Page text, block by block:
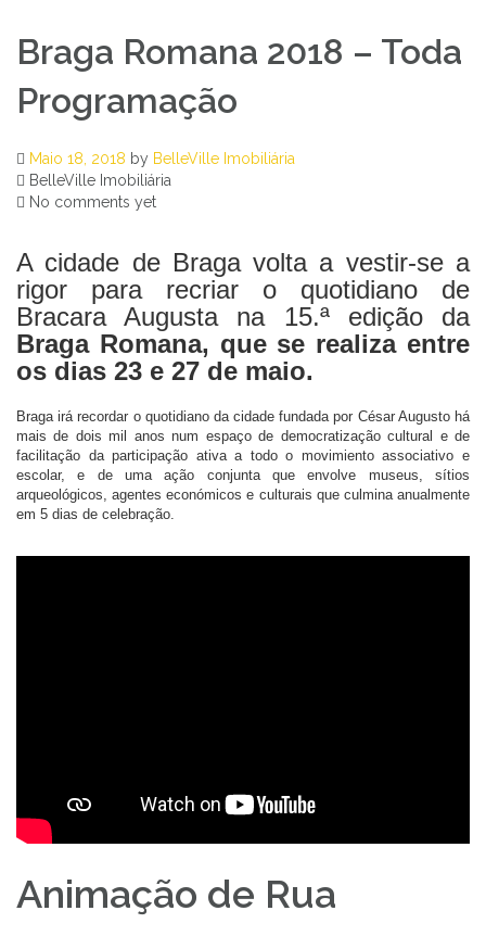
Braga Romana 2018 – Toda
Programação
Maio 18, 2018 by BelleVille Imobiliária
BelleVille Imobiliária
No comments yet
A cidade de Braga volta a vestir-se a
rigor para recriar o quotidiano de
Bracara Augusta na 15.ª edição da
Braga Romana, que se realiza entre
os dias 23 e 27 de maio.
Braga irá recordar o quotidiano da cidade fundada por César Augusto há
mais de dois mil anosnum espaço de democratização cultural e de
facilitação da participação ativa a todo o movimiento associativo e
escolar, e de uma ação conjunta que envolve museus, sítios
arqueológicos, agentes económicos e culturais que culmina anualmente
em 5 dias de celebração.
Animação de Rua